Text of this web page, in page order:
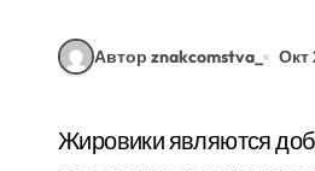
Автор znakcomstva_ Окт
Жировики являются доброкачественными белыми образованиями подкожной локализации,